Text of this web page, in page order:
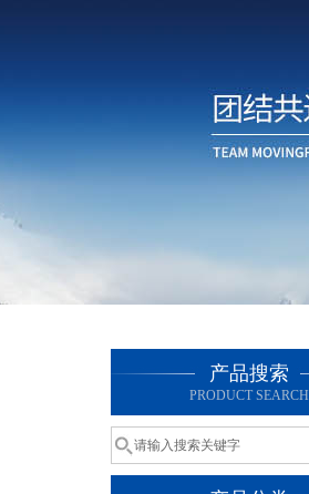
产品搜索
PRODUCT SEARCH